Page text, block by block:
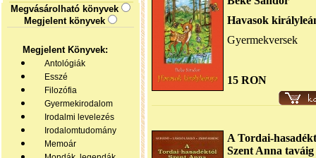
Megvásárolható könyvek
Megjelent könyvek
Megjelent Könyvek:
Antológiák
Esszé
Filozófia
Gyermekirodalom
Irodalmi levelezés
Irodalomtudomány
Memoár
Havasok
Gyermekversek
15 RON
A Tordai-
Szent Anna taváig